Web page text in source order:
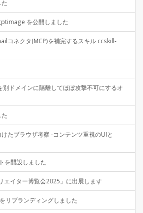
を公開しました
コネクタ(MCP)を補完するスキル ccskill-
ドメインに隔離してほぼ攻撃不可にするオ
たブラウザ考察 -コンテンツ重視のUIと
を開設しました
エイター博覧会2025」に出展します
リブランディングしました